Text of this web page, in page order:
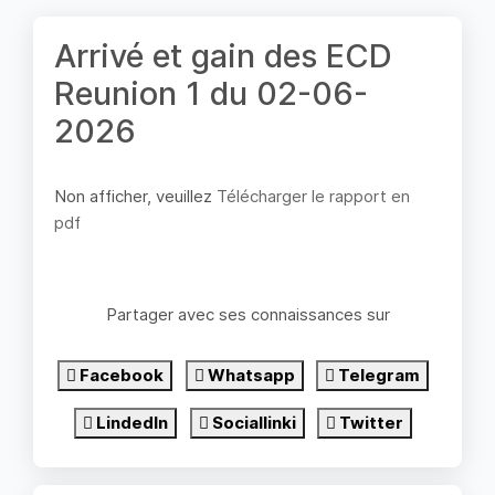
Arrivé et gain des ECD
Reunion 1 du 02-06-
2026
Non afficher, veuillez Télécharger le rapport en
pdf
Partager avec ses connaissances sur
Facebook Whatsapp Telegram
LindedIn Sociallinki Twitter